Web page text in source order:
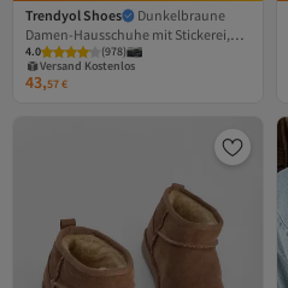
Trendyol Shoes
Dunkelbraune
Damen-Hausschuhe mit Stickerei,
detailliertem Fellfutter und dicker
Sohle TAKAW26BO00003
4.0 (978)
Versand Kostenlos
Gratis Versand
Versand Kostenlos
43,57€